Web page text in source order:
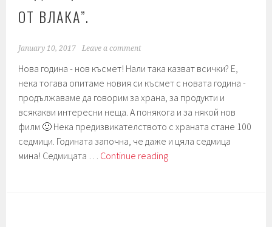
ОТ ВЛАКА”.
January 10, 2017 Leave a comment
Нова година - нов късмет! Нали така казват всички? Е,
нека тогава опитаме новия си късмет с новата година -
продължаваме да говорим за храна, за продукти и
всякакви интересни неща. А понякога и за някой нов
филм 🙂 Нека предизвикателството с храната стане 100
седмици. Годината започна, че даже и цяла седмица
мина! Седмицата … Continue readingСедмица